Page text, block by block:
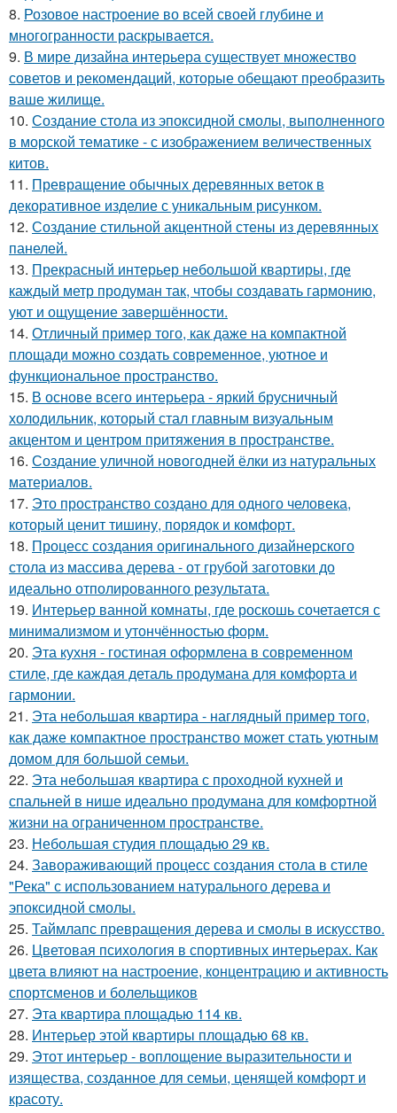
8. Розовое настроение во всей своей глубине и
многогранности раскрывается.
9. В мире дизайна интерьера существует множество
советов и рекомендаций, которые обещают преобразить
ваше жилище.
10. Создание стола из эпоксидной смолы, выполненного
в морской тематике - с изображением величественных
китов.
11. Превращение обычных деревянных веток в
декоративное изделие с уникальным рисунком.
12. Создание стильной акцентной стены из деревянных
панелей.
13. Прекрасный интерьер небольшой квартиры, где
каждый метр продуман так, чтобы создавать гармонию,
уют и ощущение завершённости.
14. Отличный пример того, как даже на компактной
площади можно создать современное, уютное и
функциональное пространство.
15. В основе всего интерьера - яркий брусничный
холодильник, который стал главным визуальным
акцентом и центром притяжения в пространстве.
16. Создание уличной новогодней ёлки из натуральных
материалов.
17. Это пространство создано для одного человека,
который ценит тишину, порядок и комфорт.
18. Процесс создания оригинального дизайнерского
стола из массива дерева - от грубой заготовки до
идеально отполированного результата.
19. Интерьер ванной комнаты, где роскошь сочетается с
минимализмом и утончённостью форм.
20. Эта кухня - гостиная оформлена в современном
стиле, где каждая деталь продумана для комфорта и
гармонии.
21. Эта небольшая квартира - наглядный пример того,
как даже компактное пространство может стать уютным
домом для большой семьи.
22. Эта небольшая квартира с проходной кухней и
спальней в нише идеально продумана для комфортной
жизни на ограниченном пространстве.
23. Небольшая студия площадью 29 кв.
24. Завораживающий процесс создания стола в стиле
"Река" с использованием натурального дерева и
эпоксидной смолы.
25. Таймлапс превращения дерева и смолы в искусство.
26. Цветовая психология в спортивных интерьерах. Как
цвета влияют на настроение, концентрацию и активность
спортсменов и болельщиков
27. Эта квартира площадью 114 кв.
28. Интерьер этой квартиры площадью 68 кв.
29. Этот интерьер - воплощение выразительности и
изящества, созданное для семьи, ценящей комфорт и
красоту.